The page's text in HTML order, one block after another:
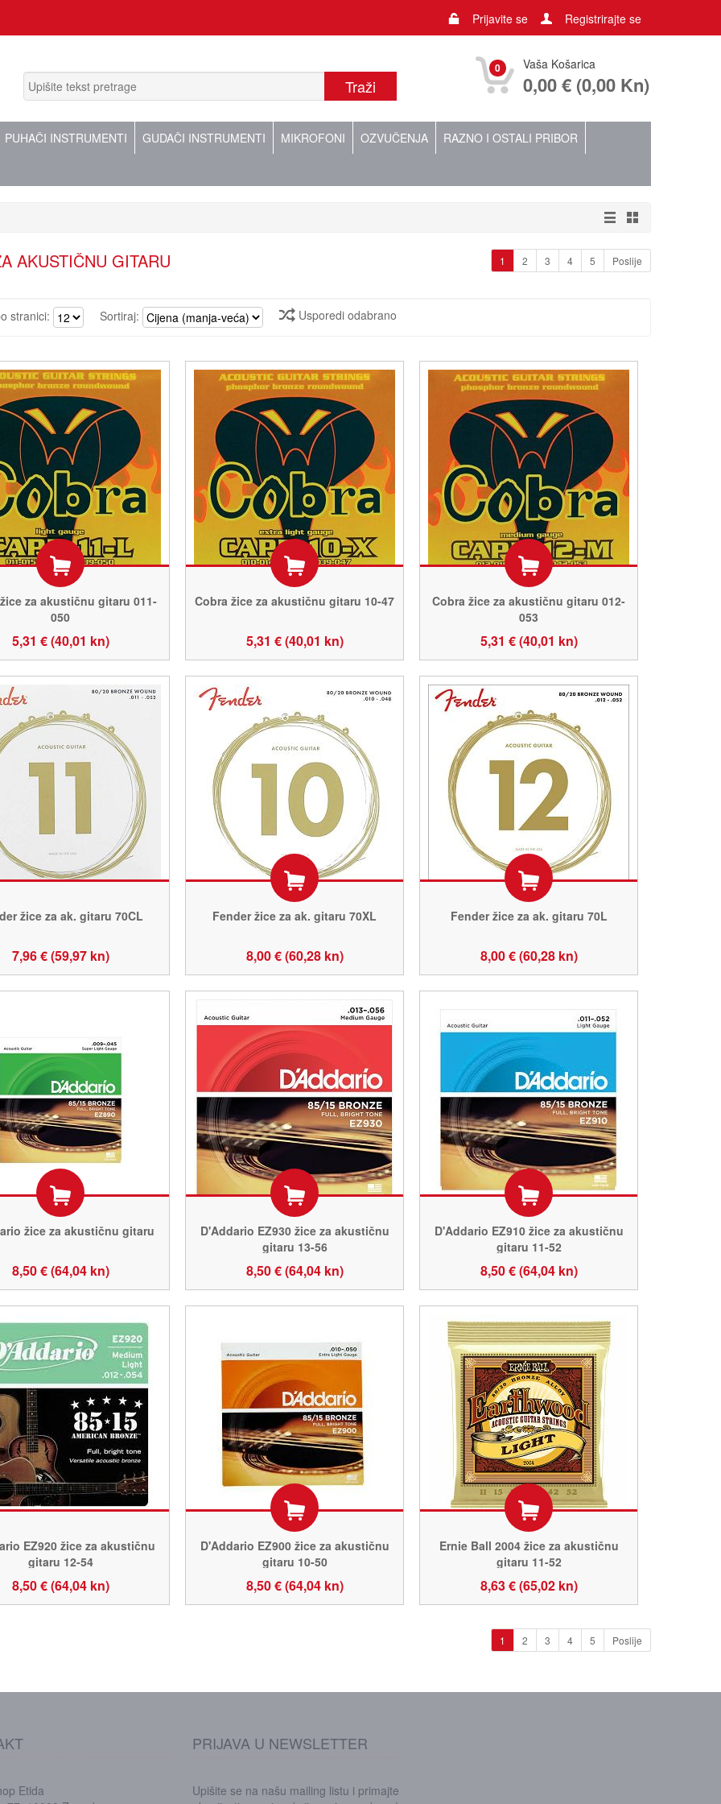
Prijavite se Registrirajte se
0 Vaša Košarica
0,00 € (0,00 Kn)
PUHAČI INSTRUMENTI GUDAČI INSTRUMENTI MIKROFONI OZVUČENJA RAZNO I OSTALI PRIBOR
AKUSTIČNU GITARU 1 2 3 4 5 Poslije
stranici: Sortiraj: Usporedi odabrano
za akustičnu gitaru 011-
050
5,31 € (40,01 kn)
Cobra žice za akustičnu gitaru 10-47
5,31 € (40,01 kn)
Cobra žice za akustičnu gitaru 012-
053
5,31 € (40,01 kn)
žice za ak. gitaru 70CL
7,96 € (59,97 kn)
Fender žice za ak. gitaru 70XL
8,00 € (60,28 kn)
Fender žice za ak. gitaru 70L
8,00 € (60,28 kn)
žice za akustičnu gitaru
8,50 € (64,04 kn)
D'Addario EZ930 žice za akustičnu
gitaru 13-56
8,50 € (64,04 kn)
D'Addario EZ910 žice za akustičnu
gitaru 11-52
8,50 € (64,04 kn)
EZ920 žice za akustičnu
gitaru 12-54
8,50 € (64,04 kn)
D'Addario EZ900 žice za akustičnu
gitaru 10-50
8,50 € (64,04 kn)
Ernie Ball 2004 žice za akustičnu
gitaru 11-52
8,63 € (65,02 kn)
1 2 3 4 5 Poslije
Etida
PRIJAVA U NEWSLETTER
Upišite se na našu mailing listu i primajte